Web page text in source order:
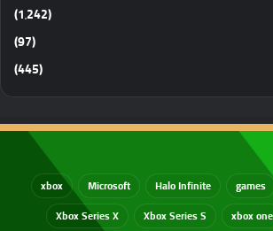
(1٬242)
(97)
(445)
games
Halo Infinite
Microsoft
xbox
xbox one
Xbox Series S
Xbox Series X